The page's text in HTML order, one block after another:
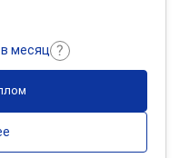
в месяц